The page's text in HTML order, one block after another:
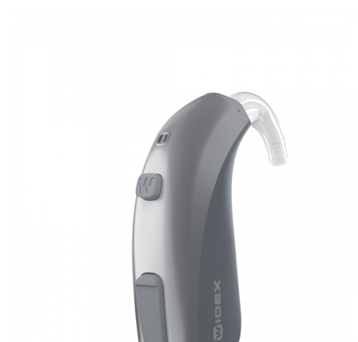
Widex filtersFilters
Domes
Signia Active Mini IX - Oplaadbaar
De Signia Active Mini IX is het nieuwste hoortoestel van Signia.